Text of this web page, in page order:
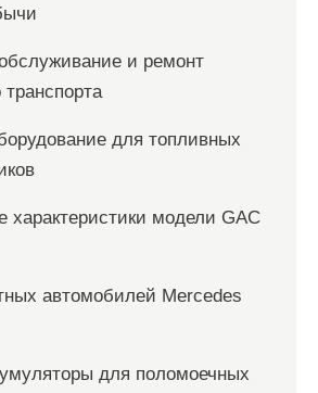
и ремонт
транспорта
для топливных
характеристики модели GAC
автомобилей Mercedes
для поломоечных